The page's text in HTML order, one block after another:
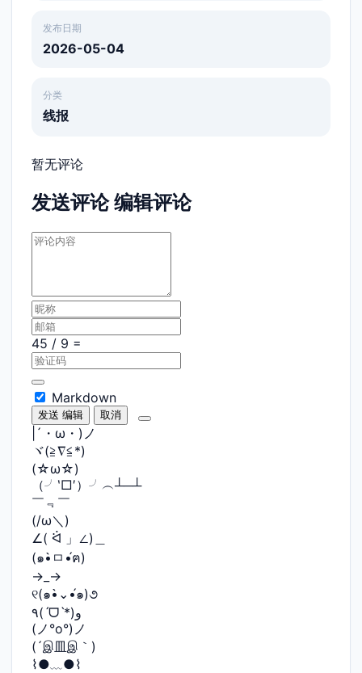
发布日期
2026-05-04
分类
线报
暂无评论
发送评论 编辑评论
Markdown
发送 编辑 取消
|´・ω・)ノ
ヾ(≧∇≦*)ゝ
(☆ω☆)
（╯‵□′）╯︵┴─┴
￣﹃￣
(/ω＼)
∠( ᐛ 」∠)＿
(๑•̀ㅁ•́ฅ)
→_→
୧(๑•̀⌄•́๑)૭
٩(ˊᗜˋ*)و
(ノ°ο°)ノ
(´இ皿இ｀)
⌇●﹏●⌇